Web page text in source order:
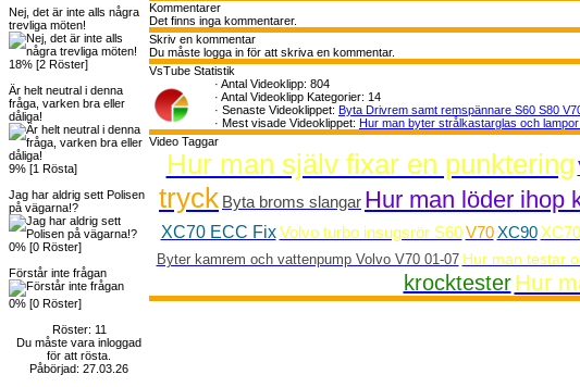
Nej, det är inte alls några
trevliga möten!
18% [2 Röster]
Är helt neutral i denna
fråga, varken bra eller
dåliga!
9% [1 Rösta]
Jag har aldrig sett Polisen
på vägarna!?
0% [0 Röster]
Förstår inte frågan
0% [0 Röster]
Röster: 11
Du måste vara inloggad
för att rösta.
Påbörjad: 27.03.26
Kommentarer
Det finns inga kommentarer.
Skriv en kommentar
Du måste logga in för att skriva en kommentar.
VsTube Statistik
· Antal Videoklipp: 804
· Antal Videoklipp Kategorier: 14
· Senaste Videoklippet: Byta Drivrem samt remspännare S60 S80
· Mest visade Videoklippet: Hur man byter strålkastarglas och lampor
Video Taggar
Hur man själv fixar en punktering
tryck Byta broms slangar Hur man löder ihop
XC70 ECC Fix Volvo turbo insugsrör S60 V70 XC90 XC70
Byter kamrem och vattenpump Volvo V70 01-07 Hur man testar
krocktester Hur